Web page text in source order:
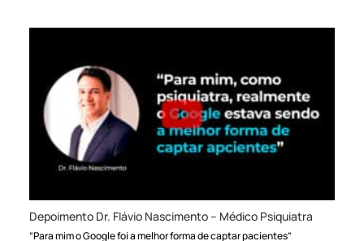
Depoimento Dr. Flávio Nascimento – Médico Psiquiatra
“Para mim o Google foi a melhor forma de captar pacientes”